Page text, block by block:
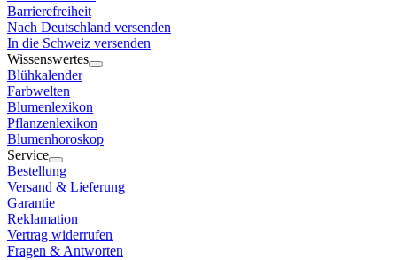
Barrierefreiheit
Nach Deutschland versenden
In die Schweiz versenden
Wissenswertes
Blühkalender
Farbwelten
Blumenlexikon
Pflanzenlexikon
Blumenhoroskop
Service
Bestellung
Versand & Lieferung
Garantie
Reklamation
Vertrag widerrufen
Fragen & Antworten